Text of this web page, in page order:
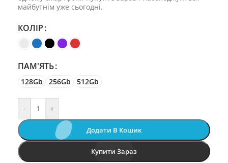
майбутнім уже сьогодні.
КОЛІР
ПАМ'ЯТЬ
128Gb 256Gb 512Gb
- +
Додати В Кошик
Купити Зараз